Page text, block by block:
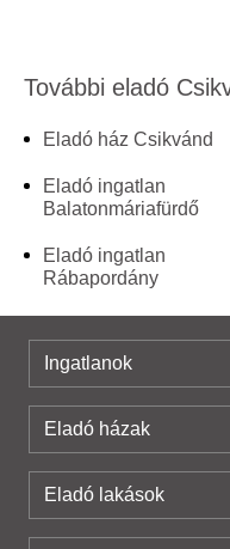
További eladó
Eladó ház Csikvánd
Eladó ingatlan
Balatonmáriafürdő
Eladó ingatlan
Rábapordány
Ingatlanok
Eladó házak
Eladó lakások